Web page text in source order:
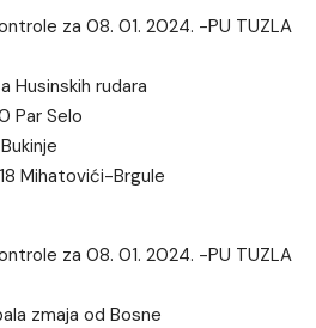
za 08. 01. 2024. -PU TUZLA
Husinskih rudara
Par Selo
Mihatovići-Brgule
za 08. 01. 2024. -PU TUZLA
zmaja od Bosne